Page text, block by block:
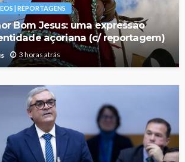
| REPORTAGENS
Bom Jesus: uma expressão
açoriana (c/ reportagem)
3 horas atrás